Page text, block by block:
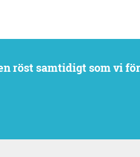
röst samtidigt som vi